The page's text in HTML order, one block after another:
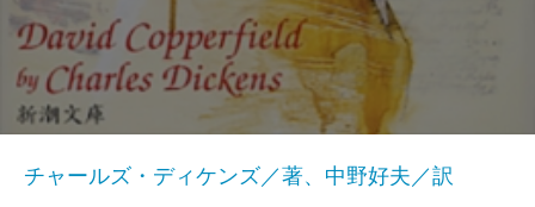
チャールズ・ディケンズ／著、中野好夫／訳